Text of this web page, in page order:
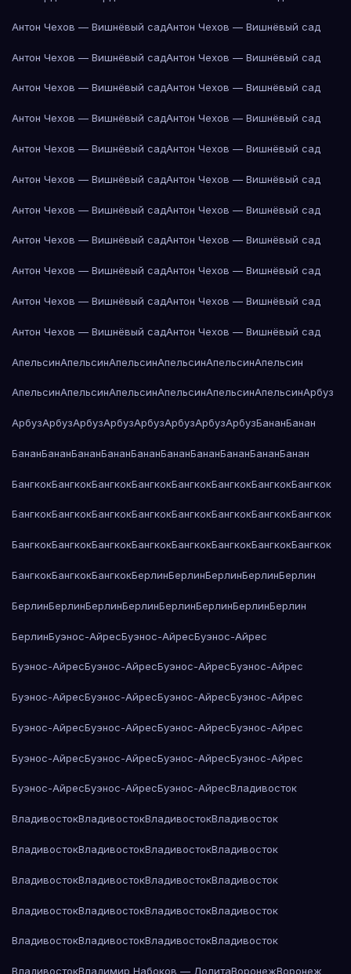
Антон Чехов — Вишнёвый садАнтон Чехов — Вишнёвый сад
Антон Чехов — Вишнёвый садАнтон Чехов — Вишнёвый сад
Антон Чехов — Вишнёвый садАнтон Чехов — Вишнёвый сад
Антон Чехов — Вишнёвый садАнтон Чехов — Вишнёвый сад
Антон Чехов — Вишнёвый садАнтон Чехов — Вишнёвый сад
Антон Чехов — Вишнёвый садАнтон Чехов — Вишнёвый сад
Антон Чехов — Вишнёвый садАнтон Чехов — Вишнёвый сад
Антон Чехов — Вишнёвый садАнтон Чехов — Вишнёвый сад
Антон Чехов — Вишнёвый садАнтон Чехов — Вишнёвый сад
Антон Чехов — Вишнёвый садАнтон Чехов — Вишнёвый сад
Антон Чехов — Вишнёвый садАнтон Чехов — Вишнёвый сад
АпельсинАпельсинАпельсинАпельсинАпельсинАпельсин
АпельсинАпельсинАпельсинАпельсинАпельсинАпельсинАрбуз
АрбузАрбузАрбузАрбузАрбузАрбузАрбузАрбузБананБанан
БананБананБананБананБананБананБананБананБананБанан
БангкокБангкокБангкокБангкокБангкокБангкокБангкокБангкок
БангкокБангкокБангкокБангкокБангкокБангкокБангкокБангкок
БангкокБангкокБангкокБангкокБангкокБангкокБангкокБангкок
БангкокБангкокБангкокБерлинБерлинБерлинБерлинБерлин
БерлинБерлинБерлинБерлинБерлинБерлинБерлинБерлин
БерлинБуэнос-АйресБуэнос-АйресБуэнос-Айрес
Буэнос-АйресБуэнос-АйресБуэнос-АйресБуэнос-Айрес
Буэнос-АйресБуэнос-АйресБуэнос-АйресБуэнос-Айрес
Буэнос-АйресБуэнос-АйресБуэнос-АйресБуэнос-Айрес
Буэнос-АйресБуэнос-АйресБуэнос-АйресБуэнос-Айрес
Буэнос-АйресБуэнос-АйресБуэнос-АйресВладивосток
ВладивостокВладивостокВладивостокВладивосток
ВладивостокВладивостокВладивостокВладивосток
ВладивостокВладивостокВладивостокВладивосток
ВладивостокВладивостокВладивостокВладивосток
ВладивостокВладивостокВладивостокВладивосток
ВладивостокВладимир Набоков — ЛолитаВоронежВоронеж